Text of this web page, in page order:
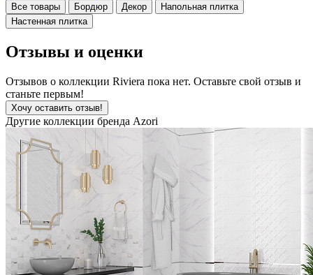
Все товары Бордюр Декор
Напольная плитка
Настенная плитка
Отзывы и оценки
Отзывов о коллекции Riviera пока нет. Оставьте свой отзыв и
станьте первым!
Хочу оставить отзыв!
Другие коллекции бренда Azori